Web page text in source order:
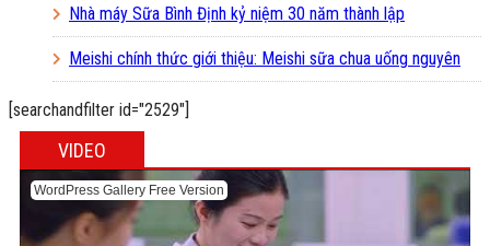
vào trường học
Nhà máy Sữa Bình Định kỷ niệm 30 năm thành lập
Meishi chính thức giới thiệu: Meishi sữa chua uống nguyên
bản
[searchandfilter id="2529"]
VIDEO
WordPress Gallery Free Version